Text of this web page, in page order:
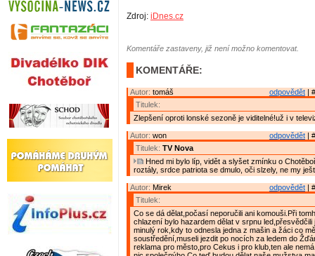
Zdroj: iDnes.cz
Komentáře zastaveny, již není možno komentovat.
KOMENTÁŘE:
odpovědět |
Autor: tomáš
Titulek:
Zlepšení oproti lonské sezoně je viditelné!už i v
odpovědět |
Autor: won
Titulek: TV Nova
Hned mi bylo líp, vidět a slyšet zmínku o
roztály, srdce patriota se dmulo, oči slzely, ne my
odpovědět |
Autor: Mirek
Titulek:
Co se dá dělat,počasí neporučili ani komouši.Při
chlazení bylo hazardem dělat v srpnu led,přesvědčili
minulý rok,kdy to odnesla jedna z mašin a žáci co
soustředění,museli jezdit po nocích za ledem do
reklama pro město,pro Cekus i pro klub,ten ale